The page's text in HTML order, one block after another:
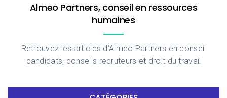
Almeo Partners, conseil en ressources
humaines
Retrouvez les articles d'Almeo Partners en conseil
candidats, conseils recruteurs et droit du travail